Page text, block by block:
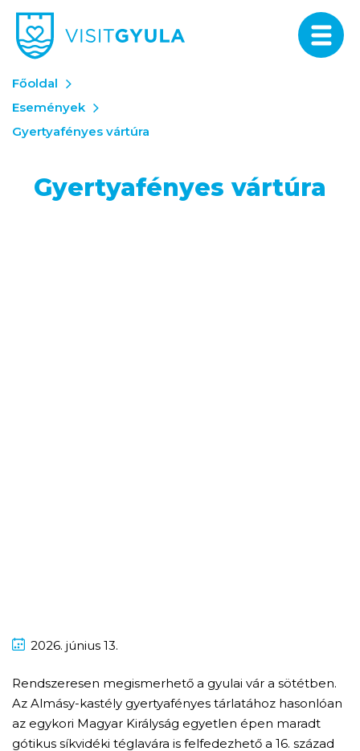
Főoldal
Események
Gyertyafényes vártúra
Gyertyafényes vártúra
2026. június 13.
Rendszeresen megismerhető a gyulai vár a sötétben.
Az Almásy-kastély gyertyafényes tárlatához hasonlóan
az egykori Magyar Királyság egyetlen épen maradt
gótikus síkvidéki téglavára is felfedezhető a 16. század